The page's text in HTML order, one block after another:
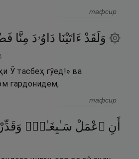
тафсир
۞ وَلَقَدْ ءَاتَيْنَا دَاوُۥدَ مِنَّا
Ӯ тасбеҳ гӯед!» ва
гардонидем,
тафсир
أَنِ ٱعْمَلْ سَـٰبِغَـٰتٍۢ وَقَدِّرْ